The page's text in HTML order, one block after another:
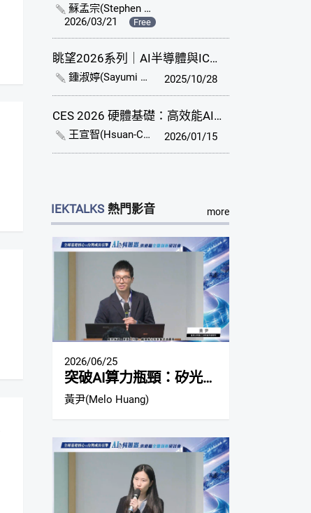
蘇孟宗(Stephen Su)
2026/03/21
Free
眺望2026系列｜AI半導體與IC設計業市場與技術發展趨勢
鍾淑婷(Sayumi Chung) 2025/10/28
CES 2026 硬體基礎：高效能AI晶片與運算架構等創新，加速AI應用落地 (研討會簡報)
王宣智(Hsuan-Chih Wang) 2026/01/15
IEKTALKS 熱門影音 more
2026/06/25
突破AI算力瓶頸：矽光子CPO市場趨勢與展望
黃尹(Melo Huang)